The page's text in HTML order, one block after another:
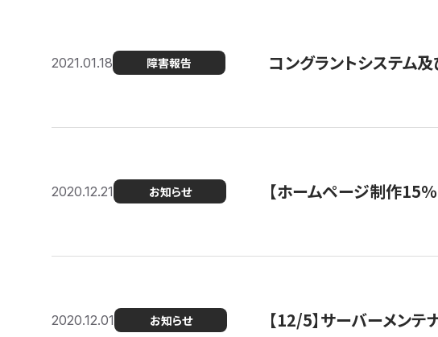
2021.01.18 障害報告 コングラントシステム
2020.12.21 お知らせ 【ホームページ制作15
2020.12.01 お知らせ 【12/5】サーバーメンテ